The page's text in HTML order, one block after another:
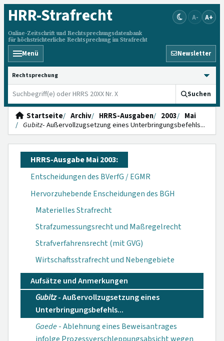
HRR-Strafrecht
Online-Zeitschrift und Rechtsprechungsdatenbank
für höchstrichterliche Rechtsprechung im Strafrecht
A- A+
Menü Newsletter
HRRS durchsuchen
Suchen
Startseite Archiv HRRS-Ausgaben 2003
Mai
Gubitz- Außer­vollzugsetzung eines Unterbring­ungsbefehls...
HRRS-Ausgabe Mai 2003:
Entscheidungen des BVerfG / EGMR
Hervorzuhebende Enscheidungen des BGH
Materielles Strafrecht
Strafzumessungsrecht und Maßregelrecht
Strafverfahrensrecht (mit GVG)
Wirtschaftsstrafrecht und Nebengebiete
Aufsätze und Anmerkungen
Gubitz- Außer­vollzugsetzung eines
Unterbring­ungsbefehls...
Gaede- Ablehnung eines Beweisan­trages